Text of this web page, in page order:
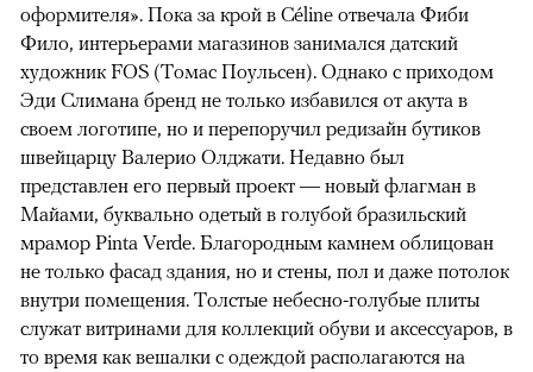
оформителя». Пока за крой в Céline отвечала Фиби
Фило, интерьерами магазинов занимался датский
художник FOS (Томас Поульсен). Однако с приходом
Эди Слимана бренд не только избавился от акута в
своем логотипе, но и перепоручил редизайн бутиков
швейцарцу Валерио Олджати. Недавно был
представлен его первый проект — новый флагман в
Майами, буквально одетый в голубой бразильский
мрамор Pinta Verde. Благородным камнем облицован
не только фасад здания, но и стены, пол и даже потолок
внутри помещения. Толстые небесно-голубые плиты
служат витринами для коллекций обуви и аксессуаров, в
то время как вешалки с одеждой располагаются на